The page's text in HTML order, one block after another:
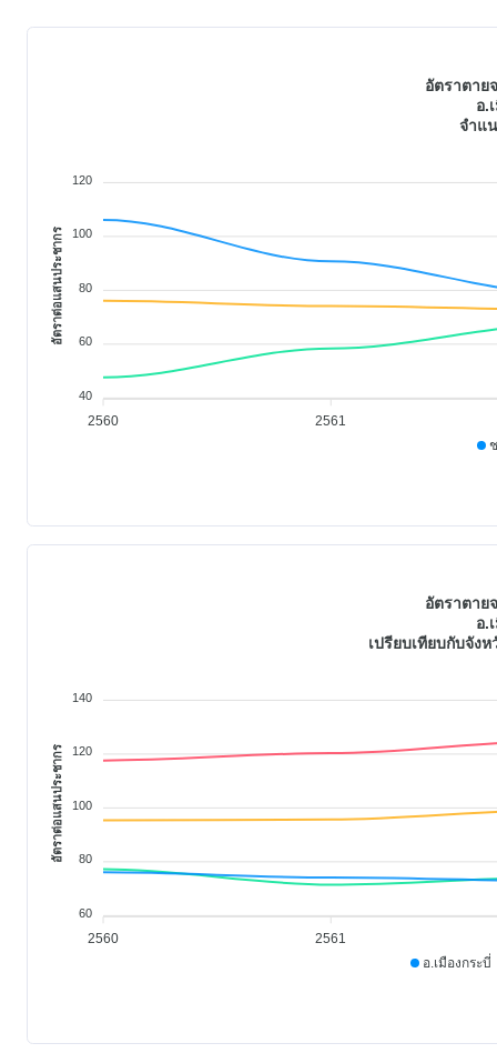
2560 2561
อัตราตาย
อ.
จำแ
120
100
80
60
40
อัตราต่อแสนประชากร
อ.เมืองกระบี่
2560 2561
อัตราตาย
อ.
เปรียบเทียบกับจัง
140
120
100
80
60
อัตราต่อแสนประชากร